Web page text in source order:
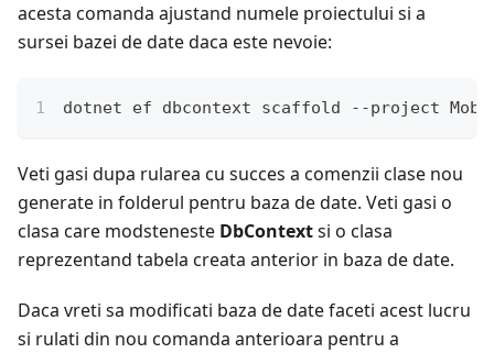
acesta comanda ajustand numele proiectului si a
sursei bazei de date daca este nevoie:
dotnet ef dbcontext scaffold --project
Veti gasi dupa rularea cu succes a comenzii clase nou
generate in folderul pentru baza de date. Veti gasi o
clasa care modsteneste DbContextsi o clasa
reprezentand tabela creata anterior in baza de date.
Daca vreti sa modificati baza de date faceti acest lucru
si rulati din nou comanda anterioara pentru a